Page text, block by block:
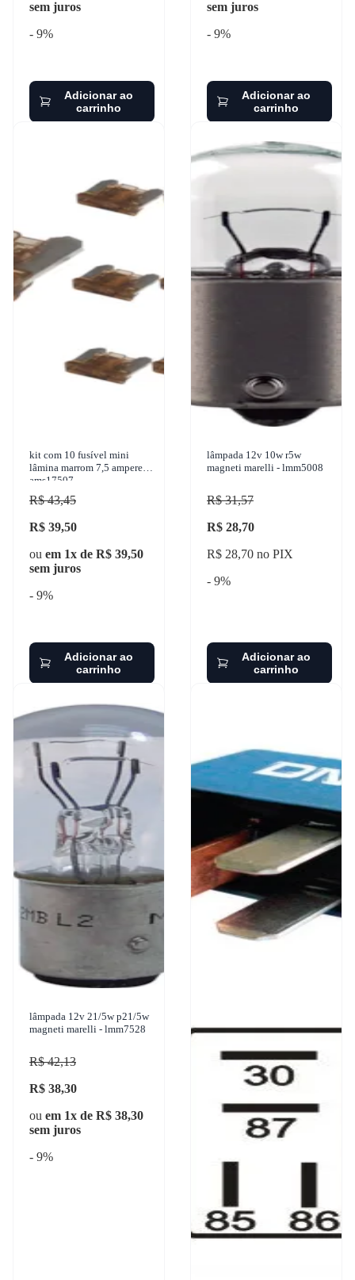
sem juros
- 9%
Adicionar ao
carrinho
sem juros
- 9%
Adicionar ao
carrinho
kit com 10 fusível mini
lâmina marrom 7,5 ampere
ams17507
R$ 43,45
R$ 39,50
ou em 1x de R$ 39,50
sem juros
- 9%
Adicionar ao
carrinho
lâmpada 12v 10w r5w
magneti marelli - lmm5008
R$ 31,57
R$ 28,70
R$ 28,70 no PIX
- 9%
Adicionar ao
carrinho
lâmpada 12v 21/5w p21/5w
magneti marelli - lmm7528
R$ 42,13
R$ 38,30
ou em 1x de R$ 38,30
sem juros
- 9%